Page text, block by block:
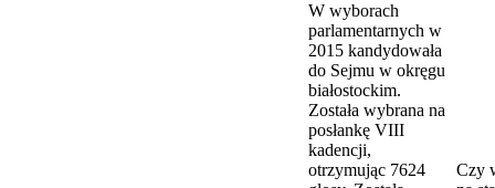
W wyborach
parlamentarnych w
2015 kandydowała
do Sejmu w okręgu
białostockim.
Została wybrana na
posłankę VIII
kadencji,
otrzymując 7624
Czy